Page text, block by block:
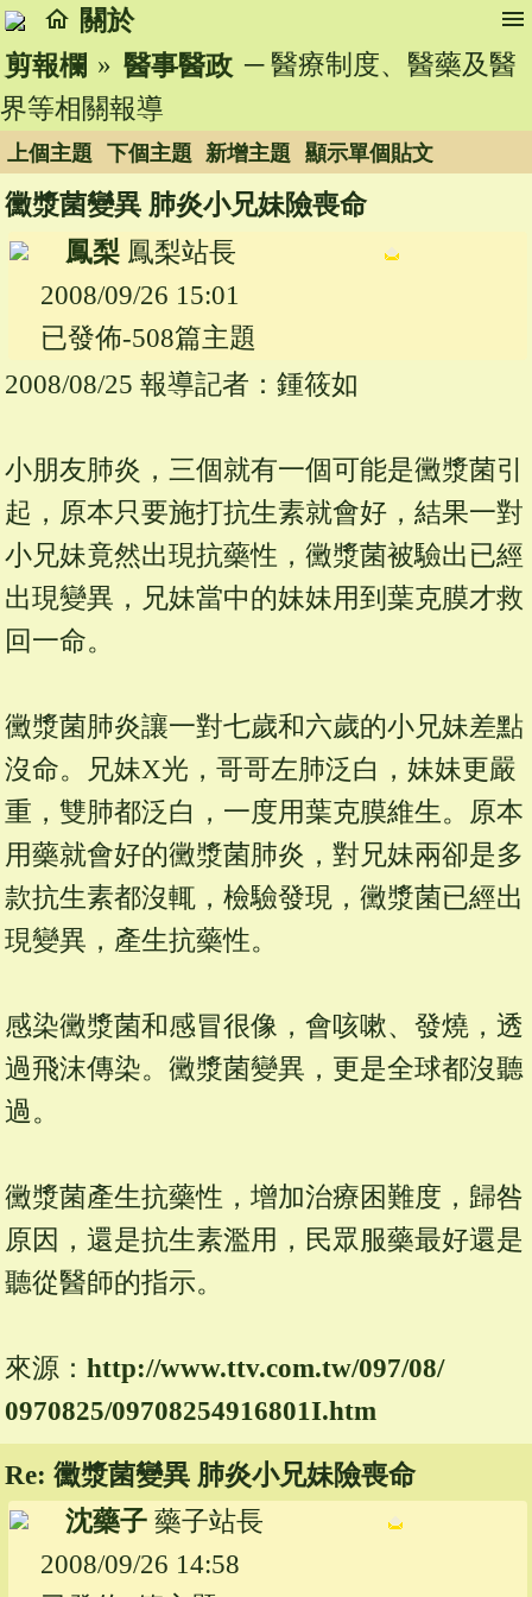
home 關於 menu
剪報欄 » 醫事醫政 ─ 醫療制度、醫藥及醫
界等相關報導
上個主題 下個主題 新增主題 顯示單個貼文
黴漿菌變異 肺炎小兄妹險喪命
鳳梨 鳳梨站長
2008/09/26 15:01
已發佈-508篇主題
2008/08/25 報導記者：鍾筱如
小朋友肺炎，三個就有一個可能是黴漿菌引
起，原本只要施打抗生素就會好，結果一對
小兄妹竟然出現抗藥性，黴漿菌被驗出已經
出現變異，兄妹當中的妹妹用到葉克膜才救
回一命。
黴漿菌肺炎讓一對七歲和六歲的小兄妹差點
沒命。兄妹X光，哥哥左肺泛白，妹妹更嚴
重，雙肺都泛白，一度用葉克膜維生。原本
用藥就會好的黴漿菌肺炎，對兄妹兩卻是多
款抗生素都沒輒，檢驗發現，黴漿菌已經出
現變異，產生抗藥性。
感染黴漿菌和感冒很像，會咳嗽、發燒，透
過飛沫傳染。黴漿菌變異，更是全球都沒聽
過。
黴漿菌產生抗藥性，增加治療困難度，歸咎
原因，還是抗生素濫用，民眾服藥最好還是
聽從醫師的指示。
來源： http://www.ttv.com.tw/097/08/
0970825/09708254916801I.htm
Re: 黴漿菌變異 肺炎小兄妹險喪命
沈藥子 藥子站長
2008/09/26 14:58